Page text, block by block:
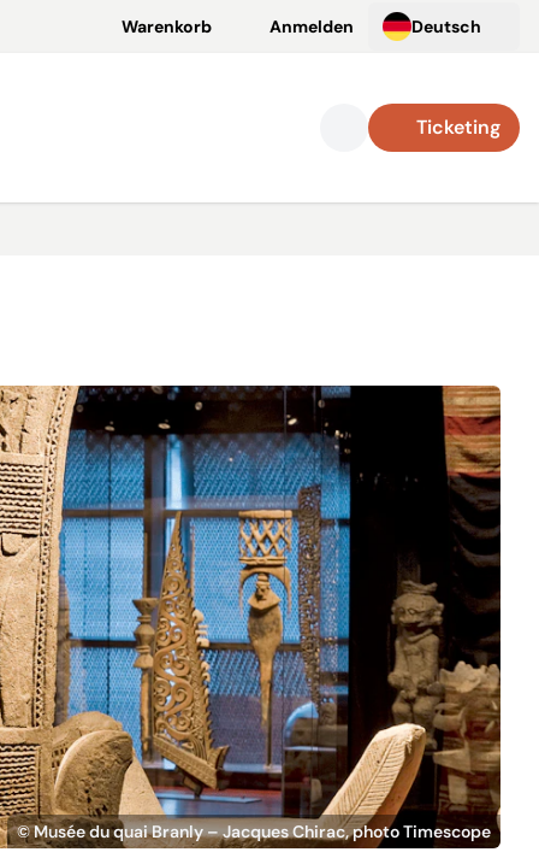
Warenkorb Anmelden Deutsch
Ticketing
© Musée du quai Branly – Jacques Chirac, photo Timescope